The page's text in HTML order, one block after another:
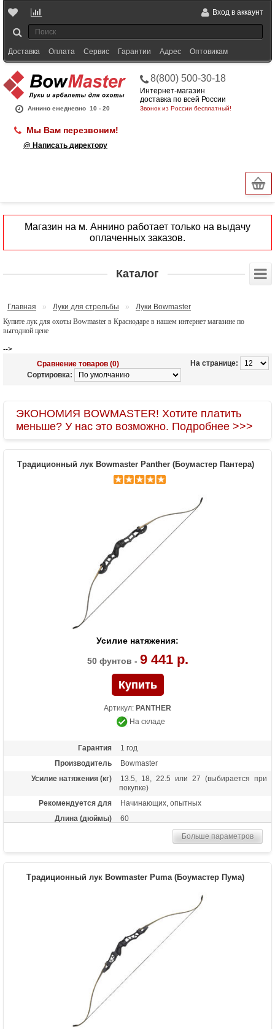
Вход в аккаунт
Доставка Оплата Сервис Гарантии Адрес Оптовикам
Аннино ежедневно 10 - 20
8(800) 500-30-18
Интернет-магазин
доставка по всей России
Звонок из России бесплатный!
Мы Вам перезвоним!
@ Написать директору
Магазин на м. Аннино работает только на выдачу
оплаченных заказов.
Каталог
Главная » Луки для стрельбы »
Луки Bowmaster
Купите лук для охоты Bowmaster в Краснодаре в нашем интернет магазине по
выгодной цене
-->
На странице:
Сравнение товаров (0)
Сортировка:
ЭКОНОМИЯ BOWMASTER! Хотите платить
меньше? У нас это возможно. Подробнее >>>
Традиционный лук Bowmaster Panther (Боумастер Пантера)
Усилие натяжения:
50 фунтов - 9 441 р.
Артикул: PANTHER
На складе
Гарантия
1 год
Производитель
Bowmaster
Усилие натяжения (кг)
13.5, 18, 22.5 или 27 (выбирается при
покупке)
Рекомендуется для
Начинающих, опытных
Длина (дюймы)
60
Лук, пластиковая полочка, тетива В50,
шестигранники
Материалы изделия
Рукоятка - алюминий, плечи - дерево с
ламинатом
Больше параметров
Традиционный лук Bowmaster Puma (Боумастер Пума)